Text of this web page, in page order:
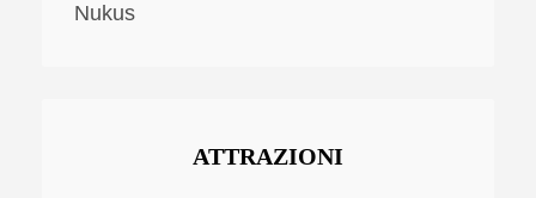
Nukus
ATTRAZIONI